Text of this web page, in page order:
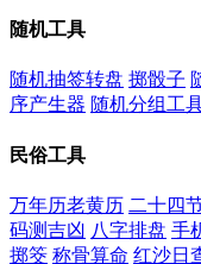
随机工具
随机抽签转盘 掷骰子
序产生器 随机分组工
民俗工具
万年历老黄历 二十四
码测吉凶 八字排盘 手
掷筊 称骨算命 红沙日